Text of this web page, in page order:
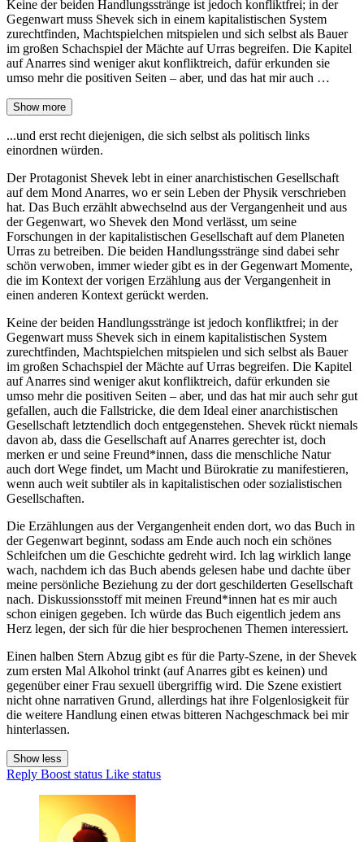
Keine der beiden Handlungsstränge ist jedoch konfliktfrei; in der
Gegenwart muss Shevek sich in einem kapitalistischen System
zurechtfinden, Machtspielchen mitspielen und sich selbst als Bauer
im großen Schachspiel der Mächte auf Urras begreifen. Die Kapitel
auf Anarres sind weniger akut konfliktreich, dafür erkunden sie
umso mehr die positiven Seiten – aber, und das hat mir auch …
Show more
...und erst recht diejenigen, die sich selbst als politisch links
einordnen würden.
Der Protagonist Shevek lebt in einer anarchistischen Gesellschaft
auf dem Mond Anarres, wo er sein Leben der Physik verschrieben
hat. Das Buch erzählt abwechselnd aus der Vergangenheit und aus
der Gegenwart, wo Shevek den Mond verlässt, um seine
Forschungen in der kapitalistischen Gesellschaft auf dem Planeten
Urras zu betreiben. Die beiden Handlungsstränge sind dabei sehr
schön verwoben, immer wieder gibt es in der Gegenwart Momente,
die im Kontext der vorigen Erzählung aus der Vergangenheit in
einen anderen Kontext gerückt werden.
Keine der beiden Handlungsstränge ist jedoch konfliktfrei; in der
Gegenwart muss Shevek sich in einem kapitalistischen System
zurechtfinden, Machtspielchen mitspielen und sich selbst als Bauer
im großen Schachspiel der Mächte auf Urras begreifen. Die Kapitel
auf Anarres sind weniger akut konfliktreich, dafür erkunden sie
umso mehr die positiven Seiten – aber, und das hat mir auch sehr gut
gefallen, auch die Fallstricke, die dem Ideal einer anarchistischen
Gesellschaft letztendlich doch entgegenstehen. Shevek rückt niemals
davon ab, dass die Gesellschaft auf Anarres gerechter ist, doch
merken er und seine Freund*innen, dass die menschliche Natur
auch dort Wege findet, um Macht und Bürokratie zu manifestieren,
wenn auch weit subtiler als in kapitalistischen oder sozialistischen
Gesellschaften.
Die Erzählungen aus der Vergangenheit enden dort, wo das Buch in
der Gegenwart beginnt, sodass am Ende auch noch ein schönes
Schleifchen um die Geschichte gedreht wird. Ich lag wirklich lange
wach, nachdem ich das Buch abends gelesen habe und dachte über
meine persönliche Beziehung zu der dort geschilderten Gesellschaft
nach. Diskussionsstoff mit meinen Freund*innen hat es mir auch
schon einigen gegeben. Ich würde das Buch eigentlich jedem ans
Herz legen, der sich für die hier besprochenen Themen interessiert.
Einen halben Stern Abzug gibt es für die Party-Szene, in der Shevek
zum ersten Mal Alkohol trinkt (auf Anarres gibt es keinen) und
gegenüber einer Frau sexuell übergriffig wird. Die Szene existiert
nicht ohne narrativen Grund, allerdings hat ihre Folgenlosigkeit für
die weitere Handlung einen etwas bitteren Nachgeschmack bei mir
hinterlassen.
Show less
Reply Boost status Like status